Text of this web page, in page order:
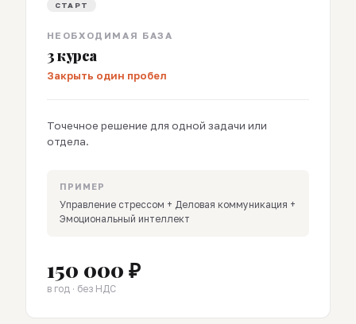
СТАРТ
НЕОБХОДИМАЯ БАЗА
3 курса
Закрыть один пробел
Точечное решение для одной задачи или
отдела.
ПРИМЕР
Управление стрессом + Деловая коммуникация +
Эмоциональный интеллект
150 000 ₽
в год · без НДС